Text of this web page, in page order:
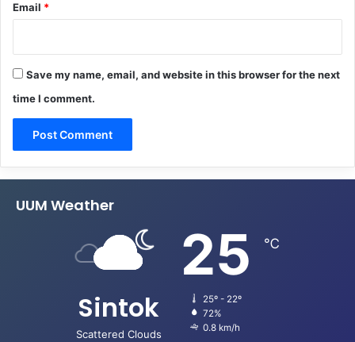
Email *
Save my name, email, and website in this browser for the next
time I comment.
UUM Weather
Sintok
Scattered Clouds
25 ℃
25º - 22º
72%
0.8 km/h